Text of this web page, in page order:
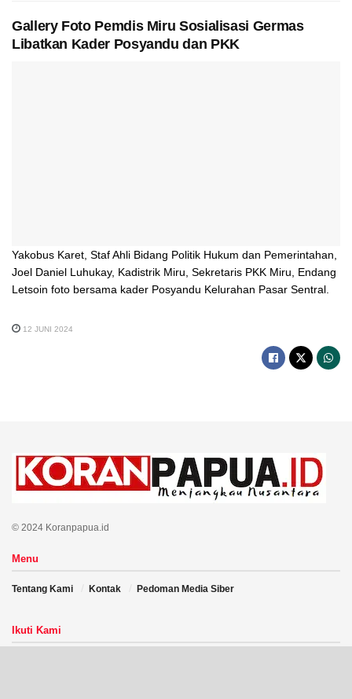
Gallery Foto Pemdis Miru Sosialisasi Germas
Libatkan Kader Posyandu dan PKK
Yakobus Karet, Staf Ahli Bidang Politik Hukum dan Pemerintahan,
Joel Daniel Luhukay, Kadistrik Miru, Sekretaris PKK Miru, Endang
Letsoin foto bersama kader Posyandu Kelurahan Pasar Sentral.
12 JUNI 2024
© 2024 Koranpapua.id
Menu
Tentang Kami Kontak Pedoman Media Siber
Ikuti Kami